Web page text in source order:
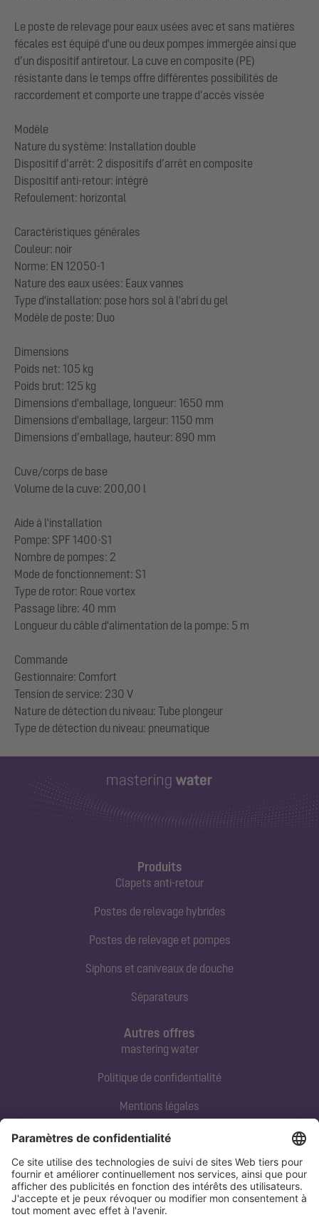
Le poste de relevage pour eaux usées avec et sans matières
fécales est équipé d'une ou deux pompes immergée ainsi que
d’un dispositif antiretour. La cuve en composite (PE)
résistante dans le temps offre différentes possibilités de
raccordement et comporte une trappe d’accès vissée
Modèle
Nature du système: Installation double
Dispositif d’arrêt: 2 dispositifs d’arrêt en composite
Dispositif anti-retour: intégré
Refoulement: horizontal
Caractéristiques générales
Couleur: noir
Norme: EN 12050-1
Nature des eaux usées: Eaux vannes
Type d'installation: pose hors sol à l'abri du gel
Modèle de poste: Duo
Dimensions
Poids net: 105 kg
Poids brut: 125 kg
Dimensions d'emballage, longueur: 1650 mm
Dimensions d'emballage, largeur: 1150 mm
Dimensions d’emballage, hauteur: 890 mm
Cuve/corps de base
Volume de la cuve: 200,00 l
Aide à l'installation
Pompe: SPF 1400-S1
Nombre de pompes: 2
Mode de fonctionnement: S1
Type de rotor: Roue vortex
Passage libre: 40 mm
Longueur du câble d'alimentation de la pompe: 5 m
Commande
Gestionnaire: Comfort
Tension de service: 230 V
Nature de détection du niveau: Tube plongeur
Produits
Clapets anti-retour
Postes de relevage hybrides
Postes de relevage et pompes
Siphons et caniveaux de douche
Séparateurs
Contact direct
Tel:+33 3 88 65 76 00
Email:info@kessel.fr
Autres offres
mastering water
Politique de confidentialité
Mentions légales